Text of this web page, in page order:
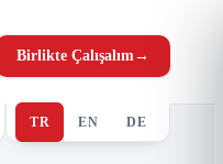
Birlikte Çalışalım→
TR EN DE